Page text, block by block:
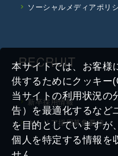
本サイトでは、お客様
供するためにクッキー
当サイトの利用状況の
告）を最適化するなど
を目的としていますが
個人を特定する情報を
ソーシャルメディアポリ
RECRUIT
新卒採用情報
キャリア採用募集要項